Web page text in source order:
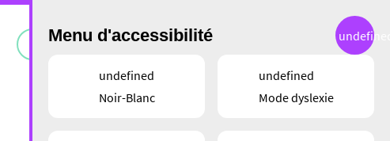
Menu d'accessibilité
undefined
Noir-Blanc
undefined
Mode dyslexie